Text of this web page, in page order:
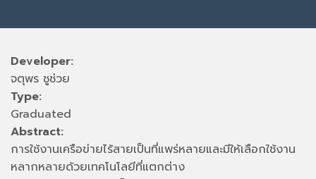
Developer:
จตุพร ชูช่วย
Type:
Graduated
Abstract:
การใช้งานเครือข่ายไร้สายเป็นที่แพร่หลายและมีให้เลือกใช้งาน
หลากหลายด้วยเทคโนโลยีที่แตกต่าง